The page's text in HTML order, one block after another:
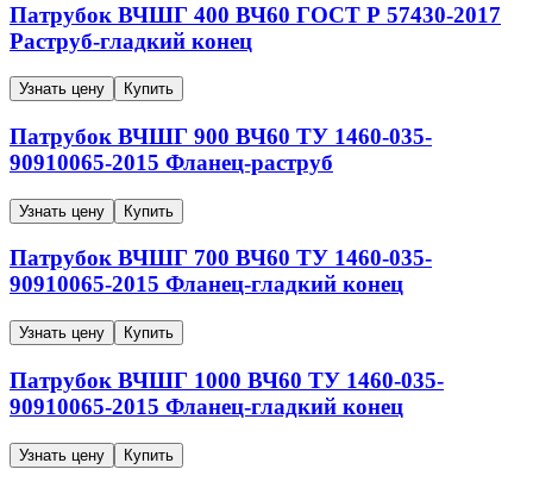
Патрубок ВЧШГ 400 ВЧ60 ГОСТ Р 57430-2017
Раструб-гладкий конец
Узнать цену Купить
Патрубок ВЧШГ 900 ВЧ60 ТУ 1460-035-
90910065-2015 Фланец-раструб
Узнать цену Купить
Патрубок ВЧШГ 700 ВЧ60 ТУ 1460-035-
90910065-2015 Фланец-гладкий конец
Узнать цену Купить
Патрубок ВЧШГ 1000 ВЧ60 ТУ 1460-035-
90910065-2015 Фланец-гладкий конец
Узнать цену Купить